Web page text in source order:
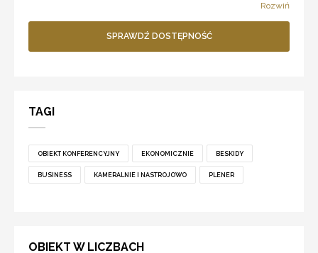
Rozwiń
SPRAWDŹ DOSTĘPNOŚĆ
TAGI
OBIEKT KONFERENCYJNY EKONOMICZNIE BESKIDY
BUSINESS KAMERALNIE I NASTROJOWO PLENER
OBIEKT W LICZBACH